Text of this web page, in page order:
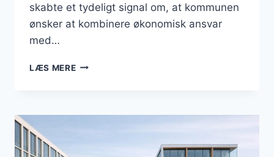
skabte et tydeligt signal om, at kommunen
ønsker at kombinere økonomisk ansvar
med…
LÆS MEREBUSINESS
BUDGET